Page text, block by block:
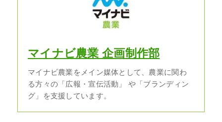
マイナビ農業 企画制作部
マイナビ農業をメイン媒体として、農業に関わ
る方々の「広報・宣伝活動」 や「ブランディン
グ」を支援しています。